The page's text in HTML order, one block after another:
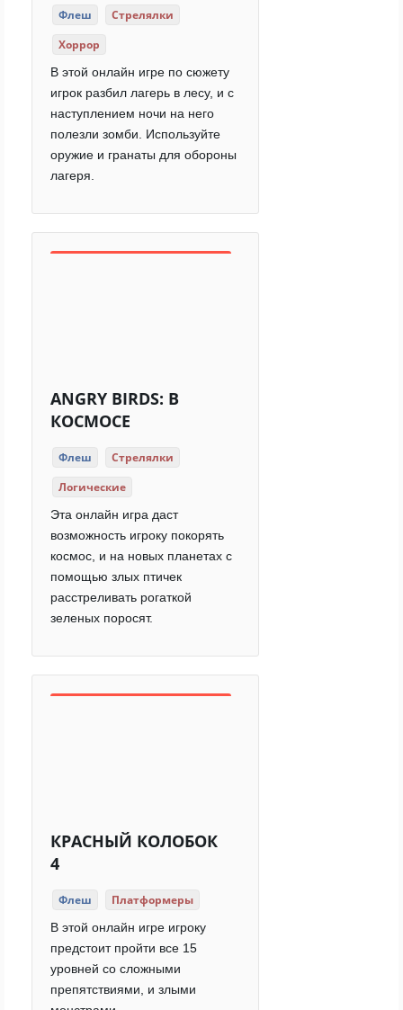
Флеш
Стрелялки
Хоррор
В этой онлайн игре по сюжету
игрок разбил лагерь в лесу, и с
наступлением ночи на него
полезли зомби. Используйте
оружие и гранаты для обороны
лагеря.
ANGRY BIRDS: В
КОСМОСЕ
Флеш
Стрелялки
Логические
Эта онлайн игра даст
возможность игроку покорять
космос, и на новых планетах с
помощью злых птичек
расстреливать рогаткой
зеленых поросят.
КРАСНЫЙ КОЛОБОК
4
Флеш Платформеры
В этой онлайн игре игроку
предстоит пройти все 15
уровней со сложными
препятствиями, и злыми